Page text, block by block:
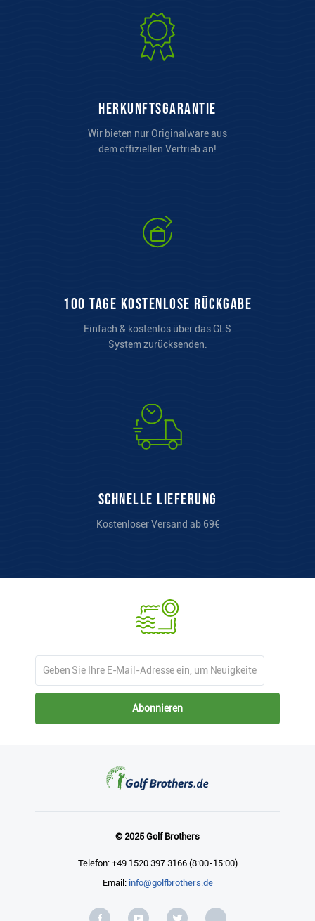
Herkunftsgarantie
Wir bieten nur Originalware aus
dem offiziellen Vertrieb an!
100 Tage kostenlose Rückgabe
Einfach & kostenlos über das GLS
System zurücksenden.
Schnelle Lieferung
Kostenloser Versand ab 69€
Abonnieren
© 2025 Golf Brothers
Telefon: +49 1520 397 3166 (8:00-15:00)
Email: info@golfbrothers.de